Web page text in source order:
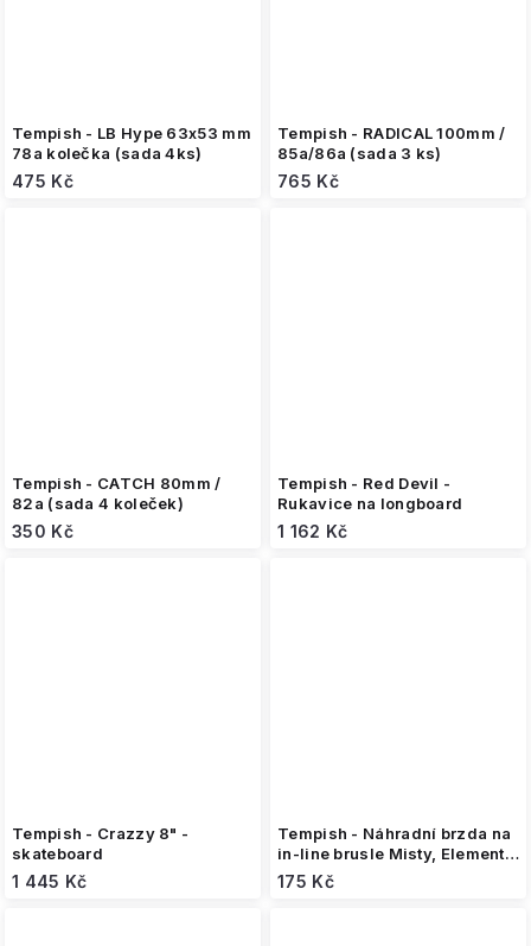
Tempish - LB Hype 63x53 mm
78a kolečka (sada 4ks)
475 Kč
Tempish - RADICAL 100mm /
85a/86a (sada 3 ks)
765 Kč
Tempish - CATCH 80mm /
82a (sada 4 koleček)
350 Kč
Tempish - Red Devil -
Rukavice na longboard
1 162 Kč
Tempish - Crazzy 8" -
skateboard
1 445 Kč
Tempish - Náhradní brzda na
in-line brusle Misty, Element,
Gokid
175 Kč